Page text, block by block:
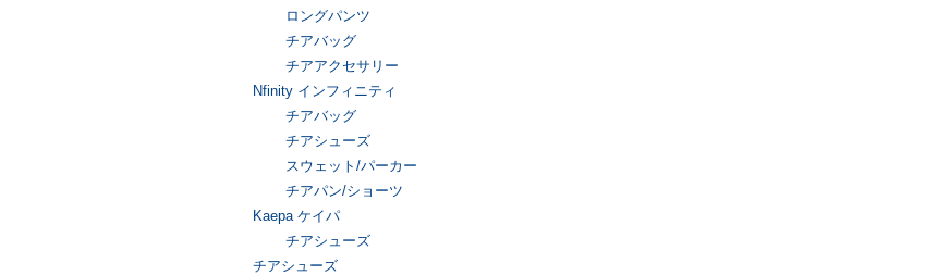
ロングパンツ
チアバッグ
チアアクセサリー
Nfinity インフィニティ
チアバッグ
チアシューズ
スウェット/パーカー
チアパン/ショーツ
Kaepa ケイパ
チアシューズ
チアシューズ